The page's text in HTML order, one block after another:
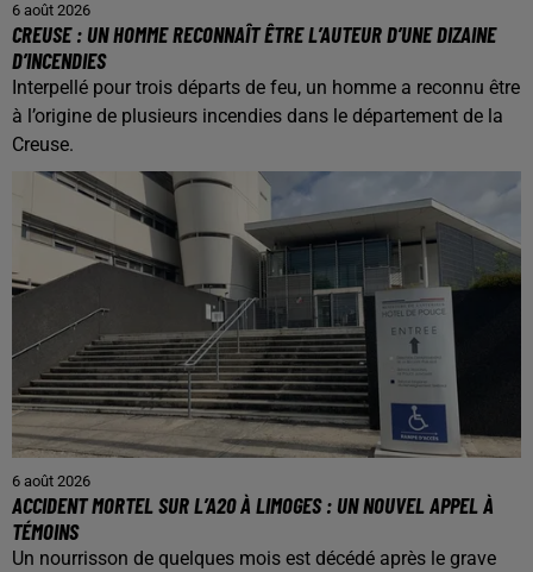
6 août 2026
CREUSE : UN HOMME RECONNAÎT ÊTRE L’AUTEUR D’UNE DIZAINE
D’INCENDIES
Interpellé pour trois départs de feu, un homme a reconnu être
à l’origine de plusieurs incendies dans le département de la
Creuse.
6 août 2026
ACCIDENT MORTEL SUR L’A20 À LIMOGES : UN NOUVEL APPEL À
TÉMOINS
Un nourrisson de quelques mois est décédé après le grave